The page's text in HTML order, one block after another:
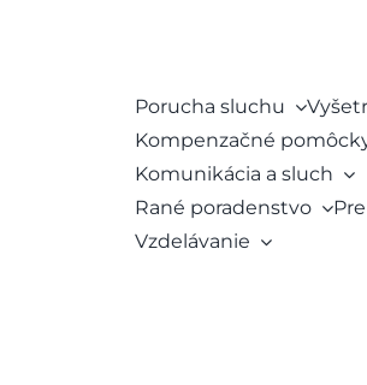
Porucha sluchu
Kompenzačné
Komunikácia a sluch
Rané poradenstvo
Vzdelávanie